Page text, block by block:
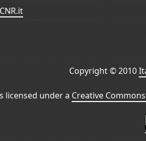
CNR.it
Copyright © 2010
licensed under a Creative